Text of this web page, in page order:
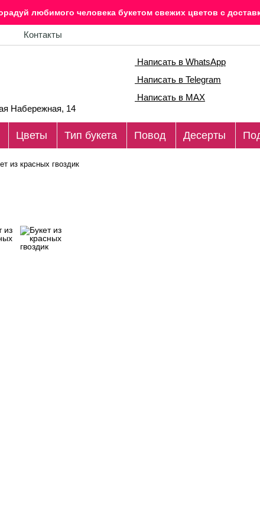
любимого человека букетом свежих цветов c
Контакты
Набережная, 14
Написать в WhatsApp
Написать в Telegram
Написать в MAX
Цветы Тип букета Повод Десерты
из красных гвоздик